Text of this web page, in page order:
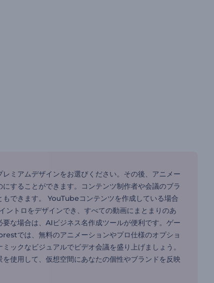
ミアムデザインをお選びください。その後、アニメー
することができます。コンテンツ制作者や会議のブラ
できます。 YouTubeコンテンツを作成している場合
トロをデザインでき、すべての動画にまとまりのあ
な場合は、AIビジネス名作成ツールが便利です。ゲー
では、無料のアニメーションやプロ仕様のオプショ
ックなビジュアルでビデオ会議を盛り上げましょう。
使用して、仮想空間にあなたの個性やブランドを反映